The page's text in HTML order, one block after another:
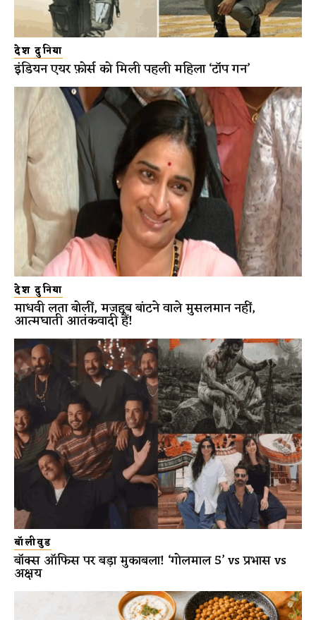
देश दुनिया
इंडियन एयर फ़ोर्स को मिली पहली महिला ‘टॉप गन’
देश दुनिया
माधवी लता बोलीं, मजहब बांटने वाले मुसलमान नहीं,
आत्मघाती आतंकवादी हैं!
बॉलीवुड
बॉक्स ऑफिस पर बड़ा मुकाबला! ‘गोलमाल 5’ vs प्रभास vs
अक्षय